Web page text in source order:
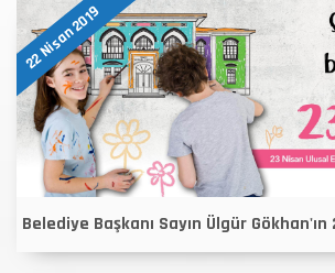
22 Nisan 2019
Belediye Başkanı Sayın Ülgür